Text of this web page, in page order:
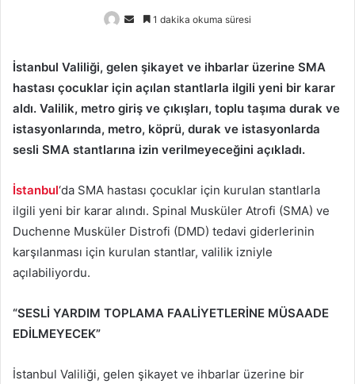
Bir
göndermek
1 dakika okuma süresi
İstanbul Valiliği, gelen şikayet ve ihbarlar üzerine SMA
hastası çocuklar için açılan stantlarla ilgili yeni bir karar
aldı. Valilik, metro giriş ve çıkışları, toplu taşıma durak ve
istasyonlarında, metro, köprü, durak ve istasyonlarda
sesli SMA stantlarına izin verilmeyeceğini açıkladı.
İstanbul‘da SMA hastası çocuklar için kurulan stantlarla
ilgili yeni bir karar alındı. Spinal Musküler Atrofi (SMA) ve
Duchenne Musküler Distrofi (DMD) tedavi giderlerinin
karşılanması için kurulan stantlar, valilik izniyle
açılabiliyordu.
“SESLİ YARDIM TOPLAMA FAALİYETLERİNE MÜSAADE
EDİLMEYECEK”
İstanbul Valiliği, gelen şikayet ve ihbarlar üzerine bir